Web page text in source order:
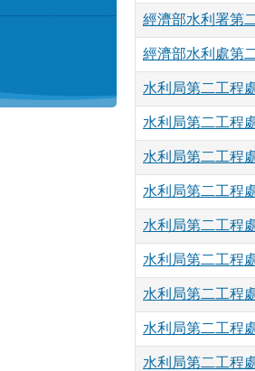
經濟部水利署第
經濟部水利處第
水利局第二工程
水利局第二工程
水利局第二工程
水利局第二工程
水利局第二工程
水利局第二工程
水利局第二工程
水利局第二工程
水利局第二工程